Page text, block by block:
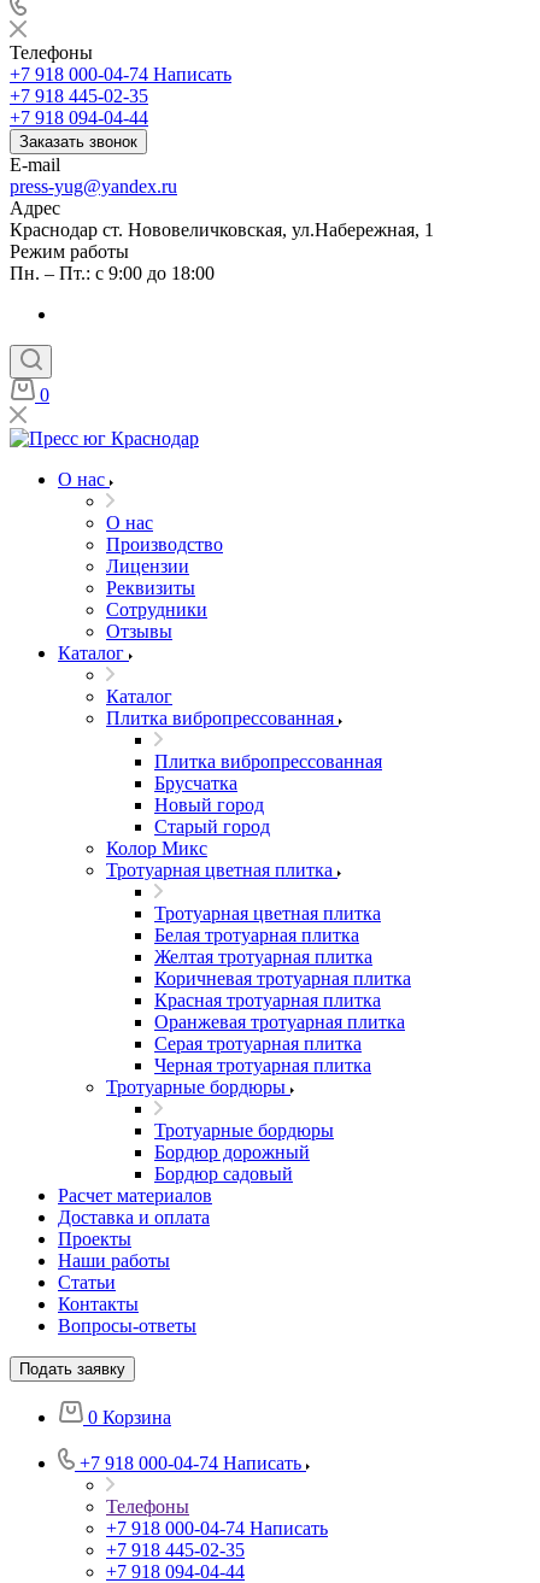
Телефоны
+7 918 000-04-74 Написать
+7 918 445-02-35
+7 918 094-04-44
Заказать звонок
E-mail
press-yug@yandex.ru
Адрес
Краснодар ст. Нововеличковская, ул.Набережная, 1
Режим работы
Пн. – Пт.: с 9:00 до 18:00
0
О нас
О нас
Производство
Лицензии
Реквизиты
Сотрудники
Отзывы
Каталог
Каталог
Плитка вибропрессованная
Плитка вибропрессованная
Брусчатка
Новый город
Старый город
Колор Микс
Тротуарная цветная плитка
Тротуарная цветная плитка
Белая тротуарная плитка
Желтая тротуарная плитка
Коричневая тротуарная плитка
Красная тротуарная плитка
Оранжевая тротуарная плитка
Серая тротуарная плитка
Черная тротуарная плитка
Тротуарные бордюры
Тротуарные бордюры
Бордюр дорожный
Бордюр садовый
Расчет материалов
Доставка и оплата
Проекты
Наши работы
Статьи
Контакты
Вопросы-ответы
Подать заявку
0 Корзина
+7 918 000-04-74 Написать
Телефоны
+7 918 000-04-74 Написать
+7 918 445-02-35
+7 918 094-04-44